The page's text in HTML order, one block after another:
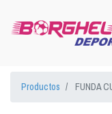
Productos FUNDA